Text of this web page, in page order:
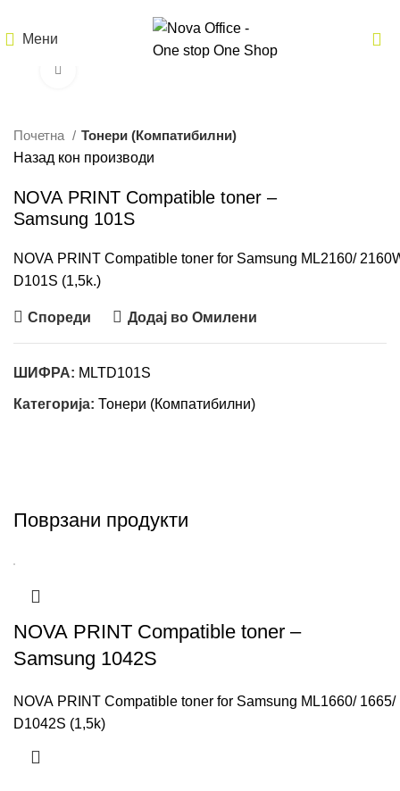
Мени
Почетна
Тонери (Компатибилни)
Назад кон производи
NOVA PRINT Compatible toner –
Samsung 101S
NOVA PRINT Compatible toner for Samsung ML2160/
D101S (1,5k.)
Спореди Додај во Омилени
ШИФРА: MLTD101S
Категорија: Тонери (Компатибилни)
Поврзани продукти
NOVA PRINT Compatible toner –
Samsung 1042S
NOVA PRINT Compatible toner for Samsung ML1660/
D1042S (1,5k)